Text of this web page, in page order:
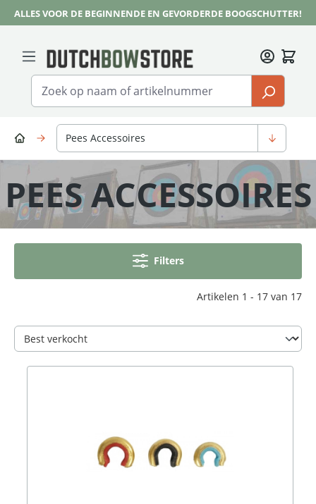
Ga naar de hoofdinhoud
ALLES VOOR DE BEGINNENDE EN GEVORDERDE BOOGSCHUTTER!
Pees Accessoires
PEES ACCESSOIRES
Filters
Artikelen 1 - 17 van 17